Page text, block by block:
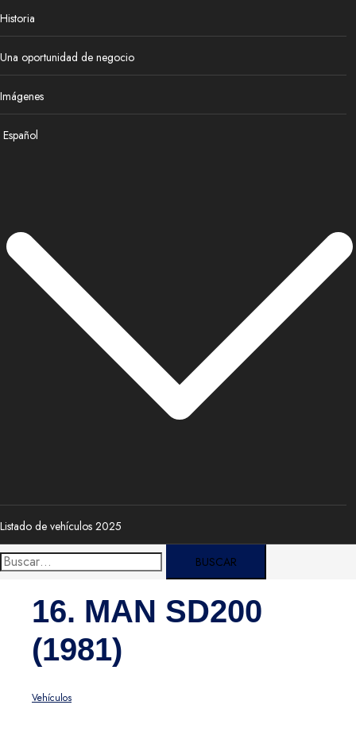
Historia
Una oportunidad de negocio
Imágenes
Español
Listado de vehículos 2025
Buscar:
16. MAN SD200
(1981)
Vehículos